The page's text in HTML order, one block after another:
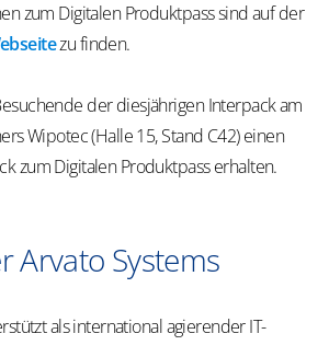
zum Digitalen Produktpass sind auf der
zu finden.
der diesjährigen Interpack am
Wipotec (Halle 15, Stand C42) einen
zum Digitalen Produktpass erhalten.
Arvato Systems
als international agierender IT-